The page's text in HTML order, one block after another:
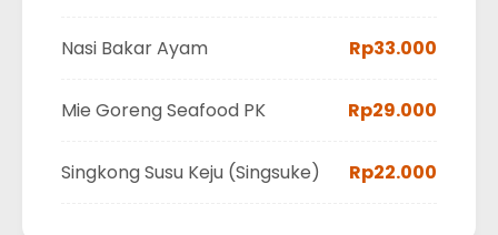
Nasi Bakar Ayam Rp33.000
Mie Goreng Seafood PK Rp29.000
Singkong Susu Keju (Singsuke) Rp22.000